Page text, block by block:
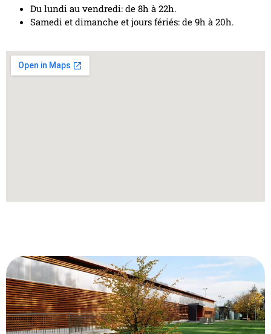
Du lundi au vendredi: de 8h à 22h.
Samedi et dimanche et jours fériés: de 9h à 20h.